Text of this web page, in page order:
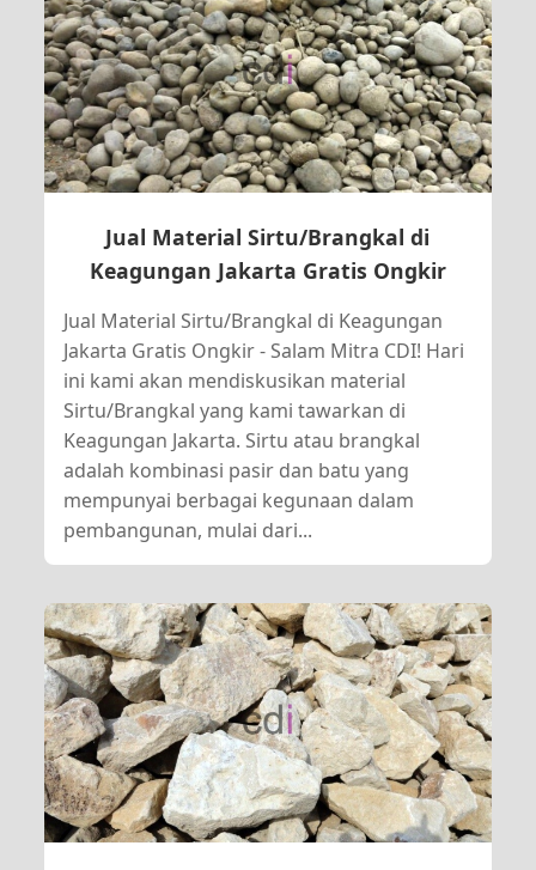
Jual Material Sirtu/Brangkal di
Keagungan Jakarta Gratis Ongkir
Jual Material Sirtu/Brangkal di Keagungan
Jakarta Gratis Ongkir - Salam Mitra CDI! Hari
ini kami akan mendiskusikan material
Sirtu/Brangkal yang kami tawarkan di
Keagungan Jakarta. Sirtu atau brangkal
adalah kombinasi pasir dan batu yang
mempunyai berbagai kegunaan dalam
pembangunan, mulai dari...